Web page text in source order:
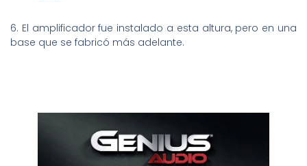
6. El amplificador fue instalado a esta altura, pero en una
base que se fabricó más adelante.